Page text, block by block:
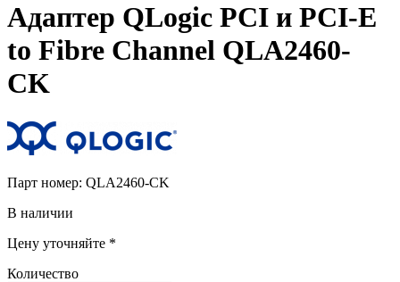
Адаптер QLogic PCI и PCI-E
to Fibre Channel QLA2460-
CK
Парт номер: QLA2460-CK
В наличии
Цену уточняйте *
Количество